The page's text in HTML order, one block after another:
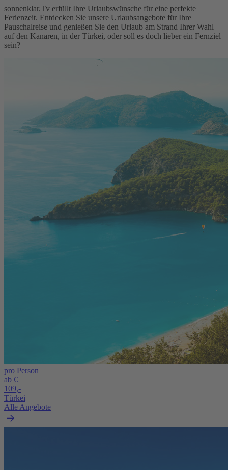
sonnenklar.Tv erfüllt Ihre Urlaubswünsche für eine perfekte
Ferienzeit. Entdecken Sie unsere Urlaubsangebote für Ihre
Pauschalreise und genießen Sie den Urlaub am Strand Ihrer Wahl
auf den Kanaren, in der Türkei, oder soll es doch lieber ein Fernziel
sein?
pro Person
ab €
109,-
Türkei
Alle Angebote